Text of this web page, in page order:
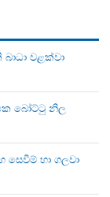
වළක්වා
බෝට්ටු නිල
සෙවීම් හා ගලවා